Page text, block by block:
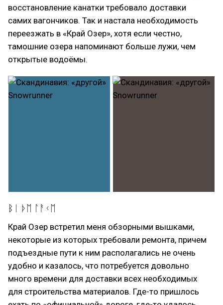
восстановление канатки требовало доставки
самих вагончиков. Так и настала необходимость
переезжать в «Край Озер», хотя если честно,
тамошние озера напоминают больше лужи, чем
открытые водоёмы.
ᛒᛁ ᚦᛖ ᛚᚨᚲᛖ
Край Озер встретил меня обзорными вышками,
некоторые из которых требовали ремонта, причем
подъездные пути к ним располагались не очень
удобно и казалось, что потребуется довольно
много времени для доставки всех необходимых
для строительства материалов. Где-то пришлось